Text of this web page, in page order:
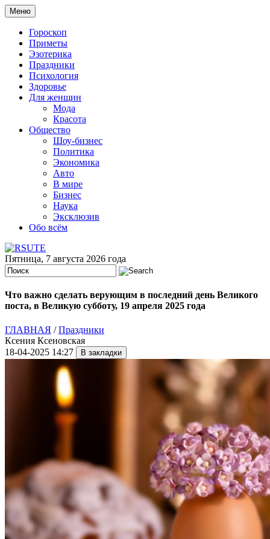
Меню
Гороскоп
Приметы
Эзотерика
Праздники
Психология
Здоровье
Для женщин
Мода
Красота
Общество
Шоу-бизнес
Политика
Экономика
Авто
В мире
Бизнес
Наука
Эксклюзив
Обо всём
Пятница, 7 августа 2026 года
Что важно сделать верующим в последний день Великого
поста, в Великую субботу, 19 апреля 2025 года
ГЛАВНАЯ /Праздники
Ксения Ксеновская
18-04-2025 14:27